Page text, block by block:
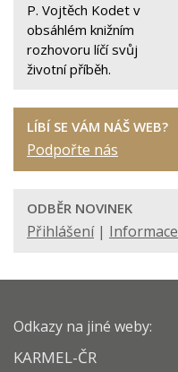
P. Vojtěch Kodet v
obsáhlém knižním
rozhovoru líčí svůj
životní příběh.
LÍBÍ SE VÁM NÁŠ WEB?
Podpořte nás
ODBĚR NOVINEK
Přihlášení| Informace
Odkazy na jiné weby:
KARMEL-ČR